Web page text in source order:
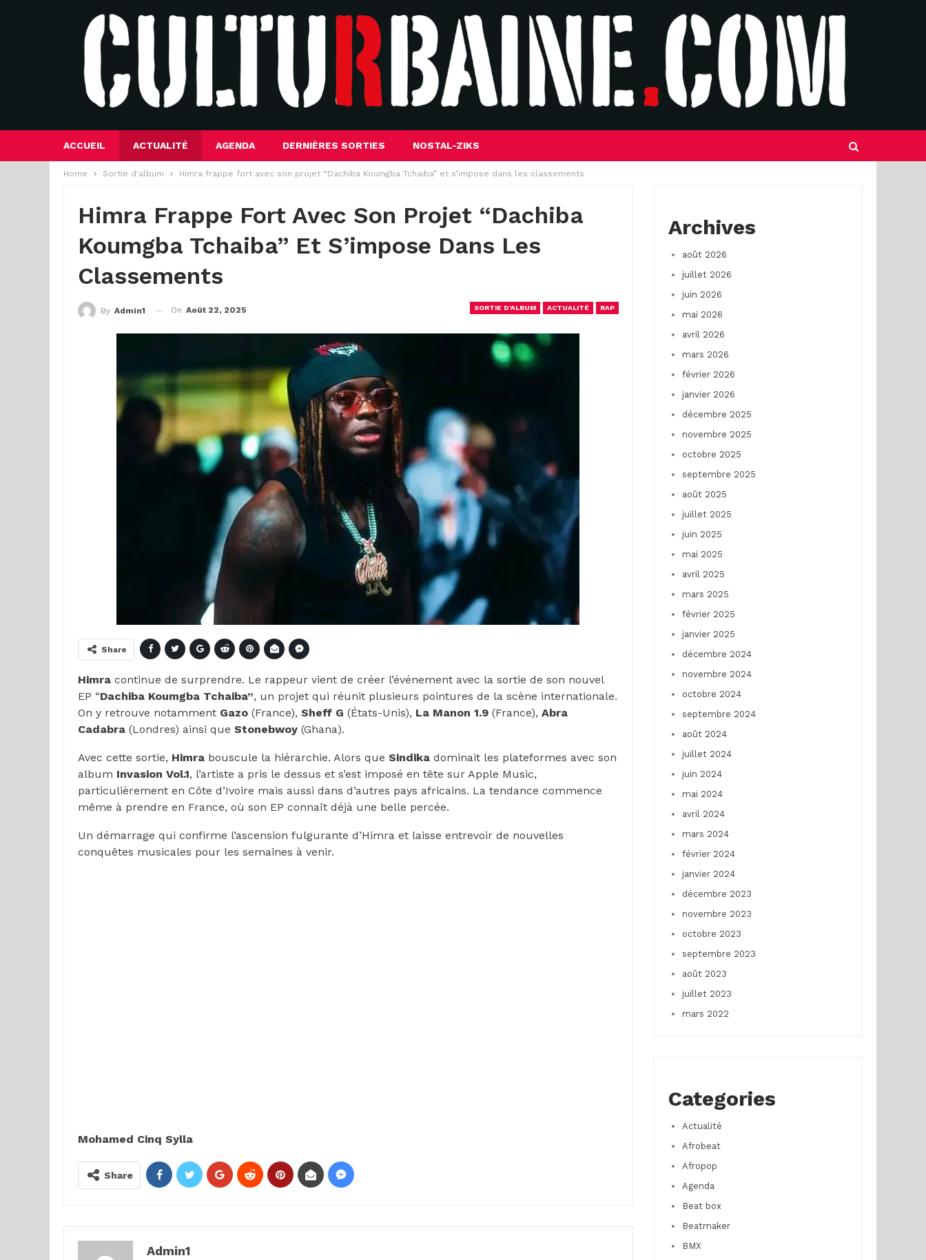
ACCUEIL ACTUALITÉ AGENDA DERNIÈRES SORTIES NOSTAL-ZIKS
Home Sortie d'album Himra frappe fort avec son projet “Dachiba Koumgba Tchaiba” et s’impose dans les classements
Himra Frappe Fort Avec Son Projet “Dachiba
Koumgba Tchaiba” Et S’impose Dans Les
Classements
SORTIE D'ALBUM ACTUALITÉ RAP
By Admin1 On Août 22, 2025
Share
Himra continue de surprendre. Le rappeur vient de créer l’événement avec la sortie de son nouvel
EP “Dachiba Koumgba Tchaiba”, un projet qui réunit plusieurs pointures de la scène internationale.
On y retrouve notamment Gazo (France), Sheff G (États-Unis), La Manon 1.9 (France), Abra
Cadabra (Londres) ainsi que Stonebwoy (Ghana).
Avec cette sortie, Himra bouscule la hiérarchie. Alors que Sindika dominait les plateformes avec son
album Invasion Vol.1, l’artiste a pris le dessus et s’est imposé en tête sur Apple Music,
particulièrement en Côte d’Ivoire mais aussi dans d’autres pays africains. La tendance commence
même à prendre en France, où son EP connaît déjà une belle percée.
Un démarrage qui confirme l’ascension fulgurante d’Himra et laisse entrevoir de nouvelles
conquêtes musicales pour les semaines à venir.
Mohamed Cinq Sylla
Share
Admin1
Archives
août 2026
juillet 2026
juin 2026
mai 2026
avril 2026
mars 2026
février 2026
janvier 2026
décembre 2025
novembre 2025
octobre 2025
septembre 2025
août 2025
juillet 2025
juin 2025
mai 2025
avril 2025
mars 2025
février 2025
janvier 2025
décembre 2024
novembre 2024
octobre 2024
septembre 2024
août 2024
juillet 2024
juin 2024
mai 2024
avril 2024
mars 2024
février 2024
janvier 2024
décembre 2023
novembre 2023
octobre 2023
septembre 2023
août 2023
juillet 2023
mars 2022
Categories
Actualité
Afrobeat
Afropop
Agenda
Beat box
Beatmaker
BMX